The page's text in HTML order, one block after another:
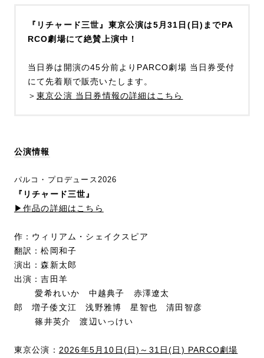
『リチャード三世』東京公演は5月31日(日)までPA
RCO劇場にて絶賛上演中！
当日券は開演の45分前よりPARCO劇場 当日券受付
にて先着順で販売いたします。
＞東京公演 当日券情報の詳細はこちら
公演情報
パルコ・プロデュース2026
『リチャード三世』
▶︎作品の詳細はこちら
作：ウィリアム・シェイクスピア
翻訳：松岡和子
演出：森新太郎
出演：吉田羊
愛希れいか 中越典子 赤澤遼太
郎増子倭文江 浅野雅博 星智也
清田智彦
篠井英介 渡辺いっけい
東京公演： 2026年5月10日(日)～31日(日) PARCO劇場